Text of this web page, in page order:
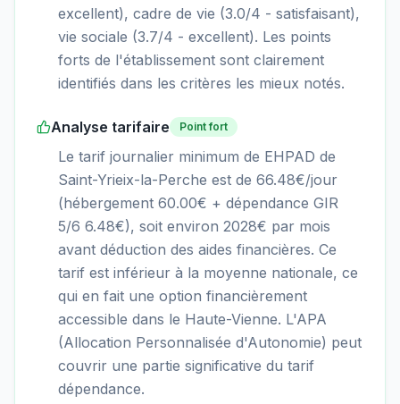
excellent), cadre de vie (3.0/4 - satisfaisant),
vie sociale (3.7/4 - excellent). Les points
forts de l'établissement sont clairement
identifiés dans les critères les mieux notés.
Analyse tarifaire Point fort
Le tarif journalier minimum de EHPAD de
Saint-Yrieix-la-Perche est de 66.48€/jour
(hébergement 60.00€ + dépendance GIR
5/6 6.48€), soit environ 2028€ par mois
avant déduction des aides financières. Ce
tarif est inférieur à la moyenne nationale, ce
qui en fait une option financièrement
accessible dans le Haute-Vienne. L'APA
(Allocation Personnalisée d'Autonomie) peut
couvrir une partie significative du tarif
dépendance.